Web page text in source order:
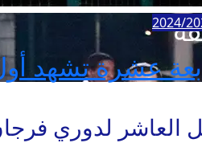
عشرة تشهد
لدوري فرجان قطر